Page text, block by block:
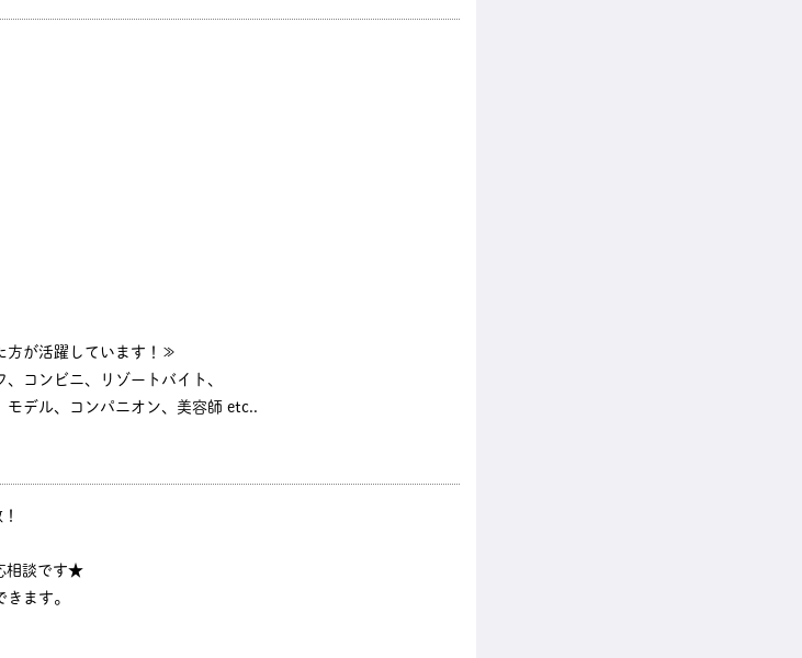
方が活躍しています！≫
コンビニ、リゾートバイト、
モデル、コンパニオン、美容師 etc..
相談です★
ます。